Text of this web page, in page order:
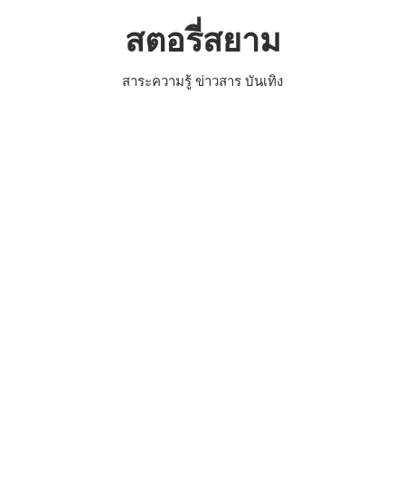
สตอรี่สยาม
สาระความรู้ ข่าวสาร บันเทิง